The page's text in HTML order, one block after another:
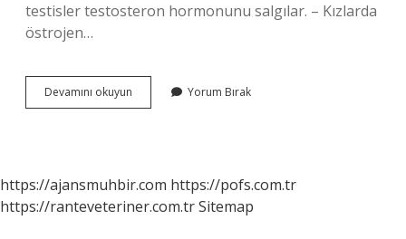
testisler testosteron hormonunu salgılar. – Kızlarda
östrojen…
Devamını okuyun Testosteron
Hangi
Yorum Bırak
https://ajansmuhbir.com https://pofs.com.tr
https://ranteveteriner.com.trSitemap